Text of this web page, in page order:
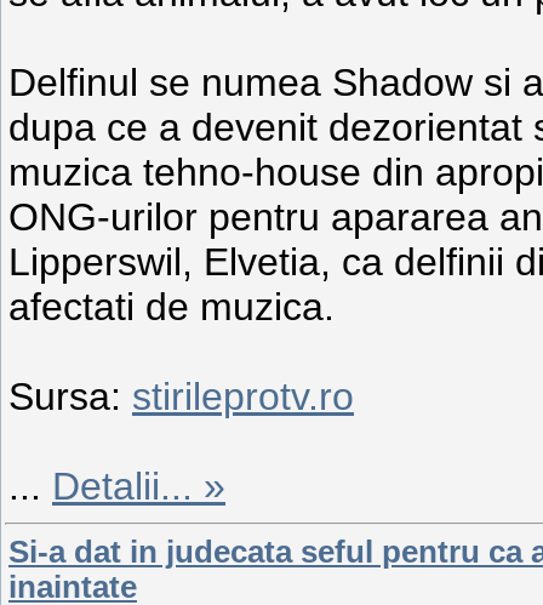
Delfinul se numea Shadow si
dupa ce a devenit dezorientat
muzica tehno-house din
ONG-urilor pentru apararea
Lipperswil, Elvetia, ca delfinii
afectati de muzica.
Sursa: stirileprotv.ro
... Detalii... »
Si-a dat in judecata seful pentru ca
inaintate